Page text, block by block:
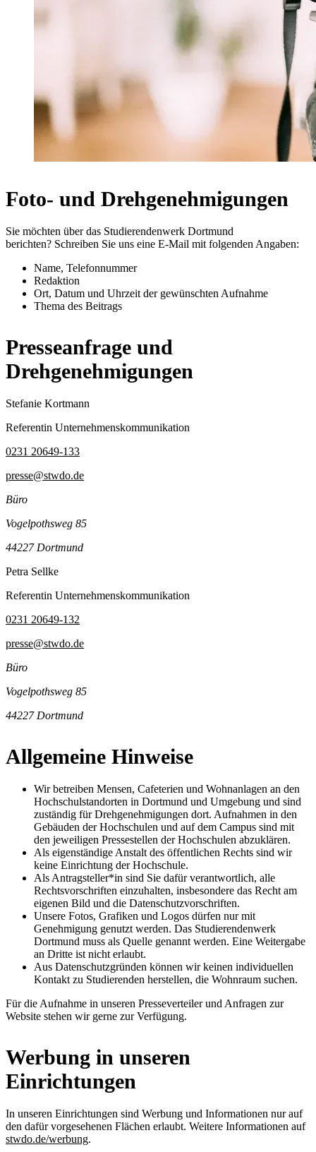
Foto- und Drehgenehmigungen
Sie möchten über das Studierendenwerk Dortmund
berichten? Schreiben Sie uns eine E-Mail mit folgenden Angaben:
Name, Telefonnummer
Redaktion
Ort, Datum und Uhrzeit der gewünschten Aufnahme
Thema des Beitrags
Presseanfrage und
Drehgenehmigungen
Stefanie Kortmann
Referentin Unternehmenskommunikation
0231 20649-133
presse@stwdo.de
Büro
Vogelpothsweg 85
44227 Dortmund
Petra Sellke
Referentin Unternehmenskommunikation
0231 20649-132
presse@stwdo.de
Büro
Vogelpothsweg 85
44227 Dortmund
Allgemeine Hinweise
Wir betreiben Mensen, Cafeterien und Wohnanlagen an den
Hochschulstandorten in Dortmund und Umgebung und sind
zuständig für Drehgenehmigungen dort. Aufnahmen in den
Gebäuden der Hochschulen und auf dem Campus sind mit
den jeweiligen Pressestellen der Hochschulen abzuklären.
Als eigenständige Anstalt des öffentlichen Rechts sind wir
keine Einrichtung der Hochschule.
Als Antragsteller*in sind Sie dafür verantwortlich, alle
Rechtsvorschriften einzuhalten, insbesondere das Recht am
eigenen Bild und die Datenschutzvorschriften.
Unsere Fotos, Grafiken und Logos dürfen nur mit
Genehmigung genutzt werden. Das Studierendenwerk
Dortmund muss als Quelle genannt werden. Eine Weitergabe
an Dritte ist nicht erlaubt.
Aus Datenschutzgründen können wir keinen individuellen
Kontakt zu Studierenden herstellen, die Wohnraum suchen.
Für die Aufnahme in unseren Presseverteiler und Anfragen zur
Website stehen wir gerne zur Verfügung.
Werbung in unseren
Einrichtungen
In unseren Einrichtungen sind Werbung und Informationen nur auf
den dafür vorgesehenen Flächen erlaubt. Weitere Informationen auf
stwdo.de/werbung.